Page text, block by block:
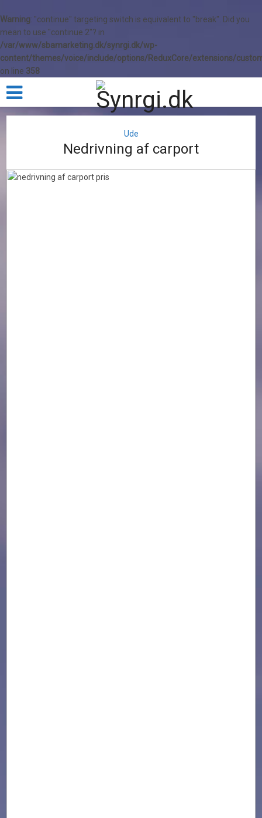
Warning: "continue" targeting switch is equivalent to "break". Did you
mean to use "continue 2"? in
/var/www/sbamarketing.dk/synrgi.dk/wp-
content/themes/voice/include/options/ReduxCore/extensions/
on line 358
Ude
Nedrivning af carport